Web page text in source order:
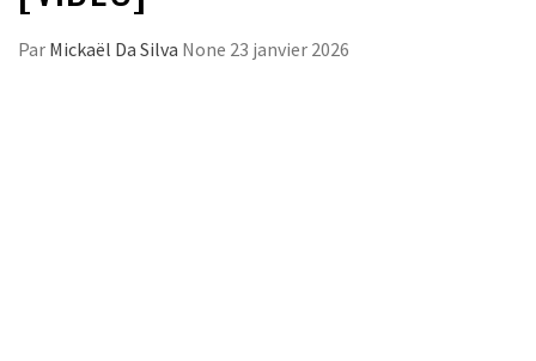
Par Mickaël Da Silva None 23 janvier 2026